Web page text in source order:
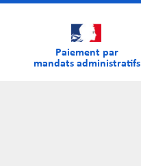
Paiement par
mandats administratifs